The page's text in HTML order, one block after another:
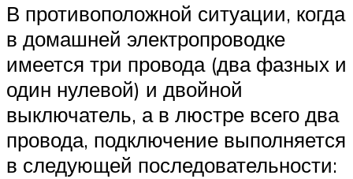
В противоположной ситуации, когда
в домашней электропроводке
имеется три провода (два фазных и
один нулевой) и двойной
выключатель, а в люстре всего два
провода, подключение выполняется
в следующей последовательности: